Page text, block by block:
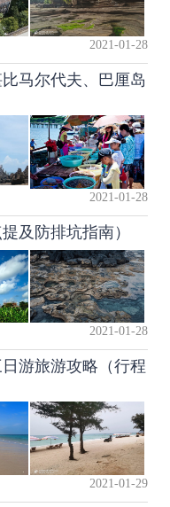
2021-01-28
马尔代夫、巴厘岛
2021-01-28
及防排坑指南）
2021-01-28
游旅游攻略（行程
2021-01-29